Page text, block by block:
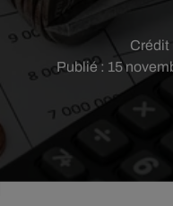
Publié : 15